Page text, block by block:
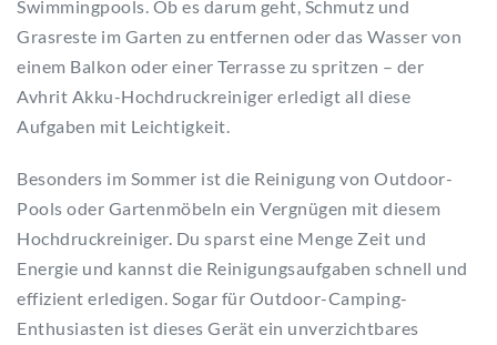
Swimmingpools. Ob es darum geht, Schmutz und
Grasreste im Garten zu entfernen oder das Wasser von
einem Balkon oder einer Terrasse zu spritzen – der
Avhrit Akku-Hochdruckreiniger erledigt all diese
Aufgaben mit Leichtigkeit.
Besonders im Sommer ist die Reinigung von Outdoor-
Pools oder Gartenmöbeln ein Vergnügen mit diesem
Hochdruckreiniger. Du sparst eine Menge Zeit und
Energie und kannst die Reinigungsaufgaben schnell und
effizient erledigen. Sogar für Outdoor-Camping-
Enthusiasten ist dieses Gerät ein unverzichtbares